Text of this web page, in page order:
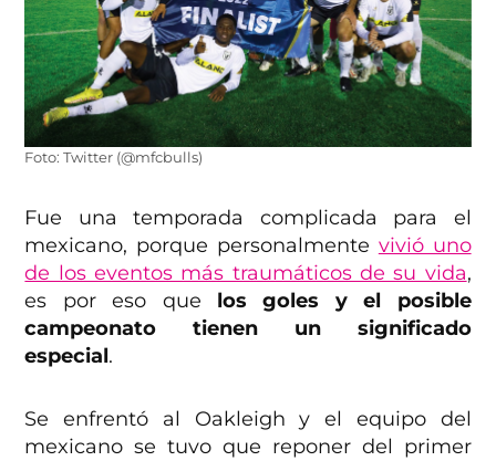
Foto: Twitter (@mfcbulls)
Fue una temporada complicada para el
mexicano, porque personalmente vivió uno
de los eventos más traumáticos de su vida,
es por eso que los goles y el posible
campeonato tienen un significado
especial.
Se enfrentó al Oakleigh y el equipo del
mexicano se tuvo que reponer del primer